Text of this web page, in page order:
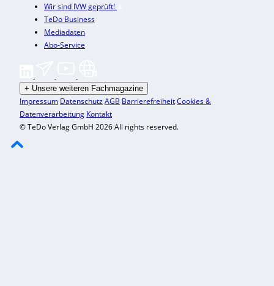
Wir sind IVW geprüft!
TeDo Business
Mediadaten
Abo-Service
+ Unsere weiteren Fachmagazine
Impressum DatenschutzAGB BarrierefreiheitCookies &
Datenverarbeitung Kontakt
© TeDo Verlag GmbH 2026 All rights reserved.